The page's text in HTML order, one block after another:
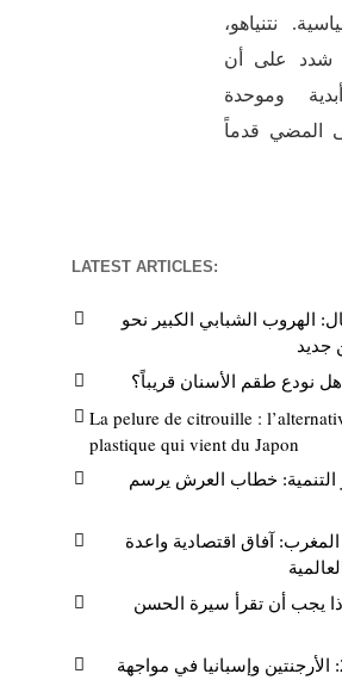
نتنياهو،
شدد على أن
وموحدة
المضي قدماً
LATEST ARTICLES:
الهروب الشبابي الكبير نحو
جديد
نودع طقم الأسنان قريباً؟
La pelure de citrouille :
plastique qui vient du Japon
التنمية: خطاب العرش يرسم
آفاق اقتصادية واعدة
يجب أن تقرأ سيرة الحسن
نهائي كأس العالم 2026: الأرجنتين وإسبانيا في مواجهة